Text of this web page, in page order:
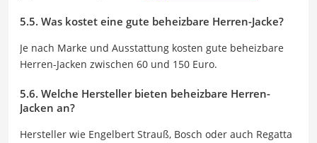
5.5. Was kostet eine gute beheizbare Herren-Jacke?
Je nach Marke und Ausstattung kosten gute beheizbare
Herren-Jacken zwischen 60 und 150 Euro.
5.6. Welche Hersteller bieten beheizbare Herren-
Jacken an?
Hersteller wie Engelbert Strauß, Bosch oder auch Regatta